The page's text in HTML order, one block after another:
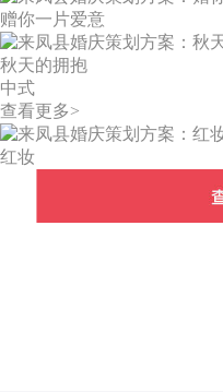
赠你一片爱意
秋天的拥抱
中式
查看更多>
红妆